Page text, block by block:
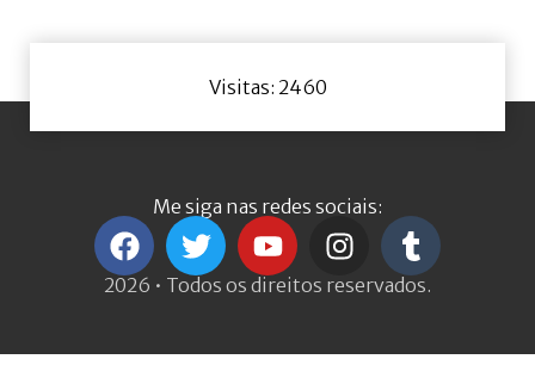
Visitas: 2460
Me siga nas redes sociais:
2026 • Todos os direitos reservados.